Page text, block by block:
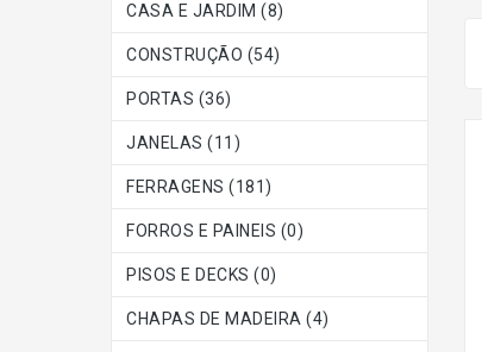
CASA E JARDIM (8)
CONSTRUÇÃO (54)
PORTAS (36)
JANELAS (11)
FERRAGENS (181)
FORROS E PAINEIS (0)
PISOS E DECKS (0)
CHAPAS DE MADEIRA (4)